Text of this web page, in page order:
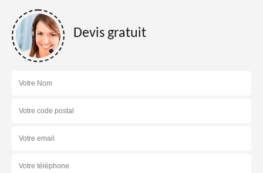
Devis gratuit